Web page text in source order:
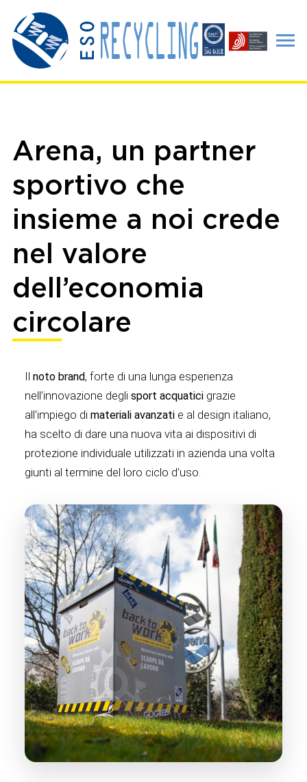
Arena, un partner
sportivo che
insieme a noi crede
nel valore
dell’economia
circolare
noto brand, forte di una lunga esperienza
nell’innovazione degli sport acquatici grazie
all’impiego di materiali avanzati e al design italiano,
ha scelto di dare una nuova vita ai dispositivi di
protezione individuale utilizzati in azienda una volta
giunti al termine del loro ciclo d’uso.